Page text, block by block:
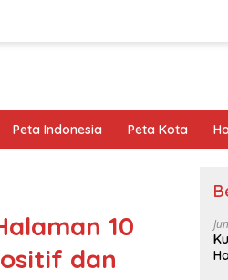
Peta Indonesia Peta Kota
10
dan